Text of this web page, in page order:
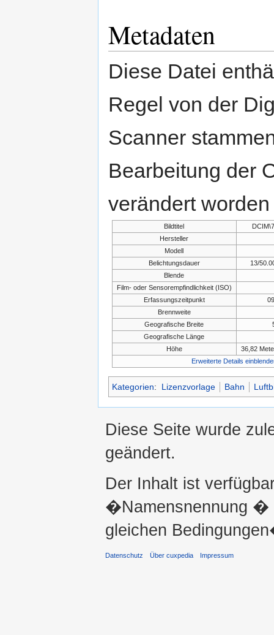
Metadaten
Diese Datei
Regel von der
Scanner
Bearbeitung der
verändert
Bildtitel
Hersteller
Modell
Belichtungsdauer
13/
Blende
Film- oder Sensorempfindlichkeit (ISO)
Erfassungszeitpunkt
Brennweite
Geografische Breite
Geografische Länge
Höhe
36,82
Erweiterte Details
Kategorien: Lizenzvorlage Bahn
Diese Seite wurde
geändert.
Der Inhalt ist
�Namensnennung �
gleichen
Datenschutz Über cuxpedia Impressum